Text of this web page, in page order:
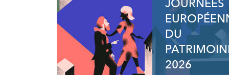
JOURNÉES
DU
2026